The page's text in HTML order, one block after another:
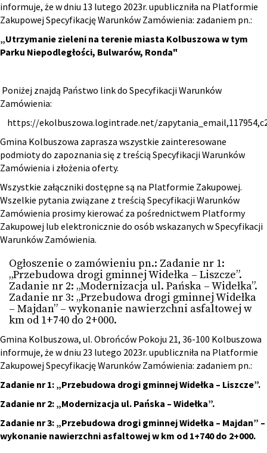
informuje, że w dniu 13 lutego 2023r. upubliczniła na Platformie
Zakupowej Specyfikację Warunków Zamówienia: zadaniem pn.:
„Utrzymanie zieleni na terenie miasta Kolbuszowa w tym
Parku Niepodległości, Bulwarów, Ronda"
Poniżej znajdą Państwo link do Specyfikacji Warunków
Zamówienia:
https://ekolbuszowa.logintrade.net/
Gmina Kolbuszowa zaprasza wszystkie zainteresowane
podmioty do zapoznania się z treścią Specyfikacji Warunków
Zamówienia i złożenia oferty.
Wszystkie załączniki dostępne są na Platformie Zakupowej.
Wszelkie pytania związane z treścią Specyfikacji Warunków
Zamówienia prosimy kierować za pośrednictwem Platformy
Zakupowej lub elektronicznie do osób wskazanych w Specyfikacji
Warunków Zamówienia.
Ogłoszenie o zamówieniu pn.: Zadanie nr 1:
„Przebudowa drogi gminnej Widełka – Liszcze”.
Zadanie nr 2: „Modernizacja ul. Pańska – Widełka”.
Zadanie nr 3: „Przebudowa drogi gminnej Widełka
– Majdan” – wykonanie nawierzchni asfaltowej w
km od 1+740 do 2+000.
Gmina Kolbuszowa, ul. Obrońców Pokoju 21, 36-100 Kolbuszowa
informuje, że w dniu 23 lutego 2023r. upubliczniła na Platformie
Zakupowej Specyfikację Warunków Zamówienia: zadaniem pn.:
Zadanie nr 1: „Przebudowa drogi gminnej Widełka – Liszcze”.
Zadanie nr 2: „Modernizacja ul. Pańska – Widełka”.
Zadanie nr 3: „Przebudowa drogi gminnej Widełka – Majdan” –
wykonanie nawierzchni asfaltowej w km od 1+740 do 2+000.